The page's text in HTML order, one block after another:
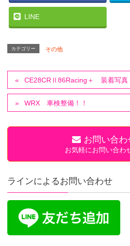
LINE
カテゴリー その他
CE28CRⅡ86Racing＋ 装着写真
WRX 車検整備！！
お問い合わ
お気軽にお問い合わ
ラインによるお問い合わせ